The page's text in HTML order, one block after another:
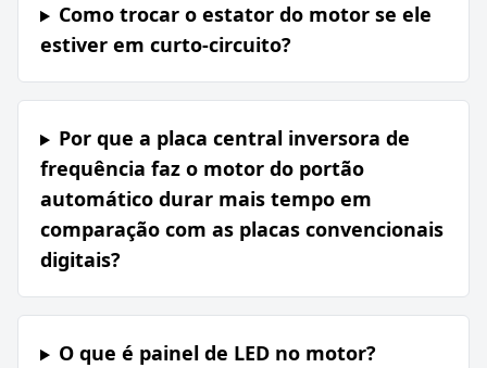
Como trocar o estator do motor se ele
estiver em curto-circuito?
Por que a placa central inversora de
frequência faz o motor do portão
automático durar mais tempo em
comparação com as placas convencionais
digitais?
O que é painel de LED no motor?